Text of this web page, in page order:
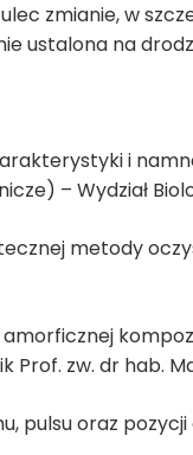
zmianie, w
ustalona na
i
– Wydział
metody
Prof. zw. dr hab.
pulsu oraz